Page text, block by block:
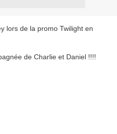
lors de la promo Twilight en
de Charlie et Daniel !!!!